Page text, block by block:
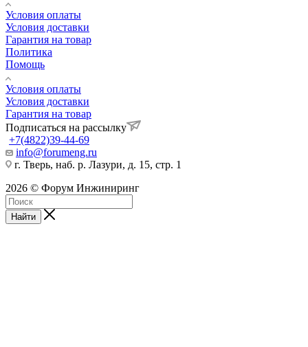
Условия оплаты
Условия доставки
Гарантия на товар
Политика
Помощь
Условия оплаты
Условия доставки
Гарантия на товар
Подписаться на рассылку
+7(4822)39-44-69
info@forumeng.ru
г. Тверь, наб. р. Лазури, д. 15, стр. 1
2026 © Форум Инжиниринг
Найти